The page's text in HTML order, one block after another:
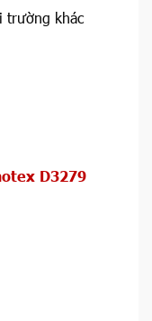
trường khác
D3279